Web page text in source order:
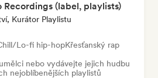
Recordings (label, playlists)
Kurátor Playlistu
Lo-fi hip-hopKřesťanský rap
nebo vydávejte jejich hudbu
nejoblíbenějších playlistů